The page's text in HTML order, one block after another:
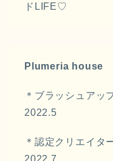
ドLIFE♡
Plumeria house
＊ブラッシュアッ
2022.5
＊認定クリエイタ
2022.7